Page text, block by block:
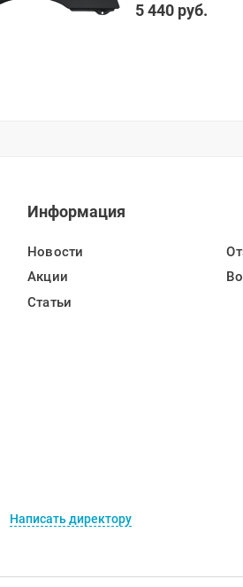
5 440 руб.
Информация
Новости
Акции
Статьи
Написать директору